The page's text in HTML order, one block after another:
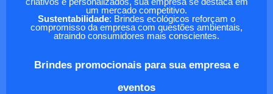
um mercado competitivo.
Sustentabilidade: Brindes ecológicos reforçam o
compromisso da empresa com questões ambientais,
atraindo consumidores mais conscientes.
Brindes promocionais para sua empresa e
eventos